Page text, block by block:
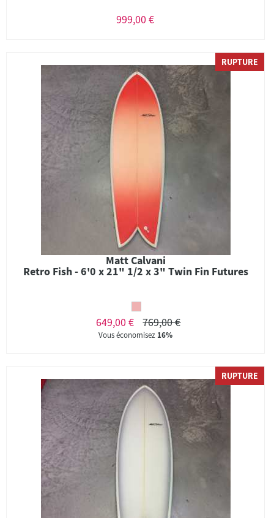
999,00 €
RUPTURE
Matt Calvani
Retro Fish - 6'0 x 21" 1/2 x 3" Twin Fin Futures
649,00 € 769,00 €
Vous économisez 16%
RUPTURE